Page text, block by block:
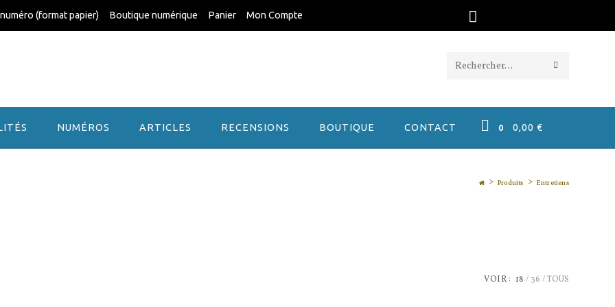
(format papier) Boutique numérique Panier Mon Compte
Rechercher
site
NUMÉROS ARTICLES RECENSIONS BOUTIQUE CONTACT 0 0,00 €
> Produits > Entretiens
VOIR : 18 36 TOUS